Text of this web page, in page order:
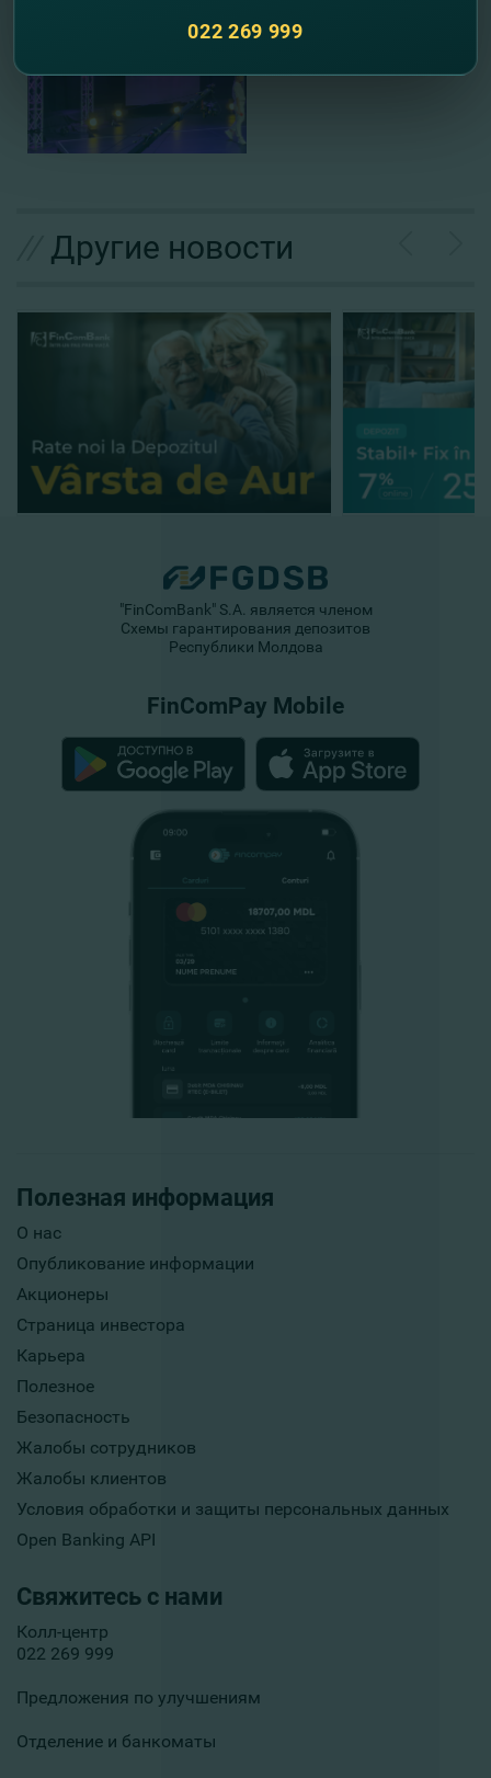
Другие новости
Полезная информация
О нас
Опубликование информации
Акционеры
Страница инвестора
Карьера
Полезное
Безопасность
Жалобы сотрудников
Жалобы клиентов
Условия обработки и защиты персональных данных
Open Banking API
Свяжитесь с нами
Колл-центр
022 269 999
Предложения по улучшениям
Отделение и банкоматы
"FinComBank" S.A. является членом
Схемы гарантирования депозитов
Республики Молдова
FinComPay Mobile
022 269 999